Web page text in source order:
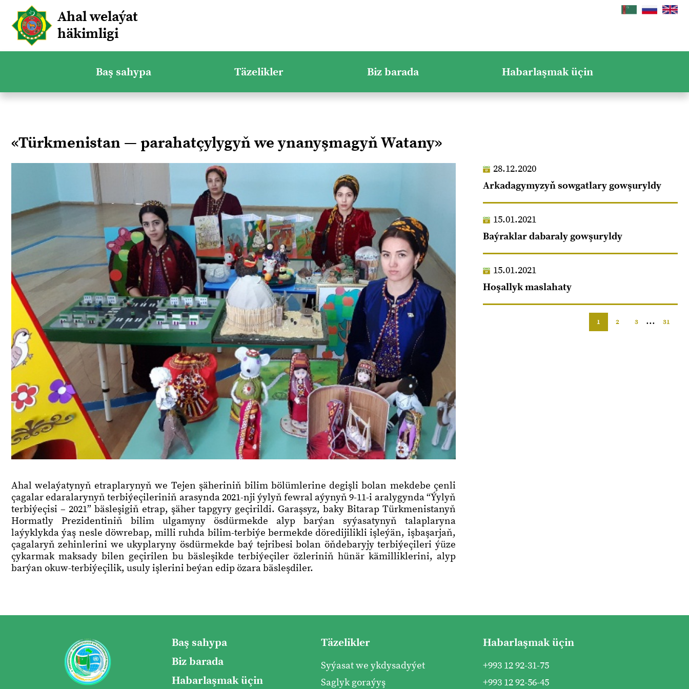
Ahal welaýat
häkimligi
Baş sahypa Täzelikler Biz barada Habarlaşmak üçin
«Türkmenistan — parahatçylygyň we ynanyşmagyň Watany»
Ahal welaýatynyň etraplarynyň we Tejen şäheriniň bilim bölümlerine degişli bolan mekdebe çenli
çagalar edaralarynyň terbiýeçileriniň arasynda 2021-nji ýylyň fewral aýynyň 9-11-i aralygynda “Ýylyň
terbiýeçisi – 2021” bäsleşigiň etrap, şäher tapgyry geçirildi. Garaşsyz, baky Bitarap Türkmenistanyň
Hormatly Prezidentiniň bilim ulgamyny ösdürmekde alyp barýan syýasatynyň talaplaryna
laýyklykda ýaş nesle döwrebap, milli ruhda bilim-terbiýe bermekde döredijilikli işleýän, işbaşarjaň,
çagalaryň zehinlerini we ukyplaryny ösdürmekde baý tejribesi bolan öňdebaryjy terbiýeçileri ýüze
çykarmak maksady bilen geçirilen bu bäsleşikde terbiýeçiler özleriniň hünär kämilliklerini, alyp
barýan okuw-terbiýeçilik, usuly işlerini beýan edip özara bäsleşdiler.
28.12.2020
Arkadagymyzyň sowgatlary gowşuryldy
15.01.2021
Baýraklar dabaraly gowşuryldy
15.01.2021
Hoşallyk maslahaty
1 2 3 ... 31
Baş sahypa
Biz barada
Habarlaşmak üçin
Täzelikler
Syýasat we ykdysadyýet
Saglyk goraýyş
Habarlaşmak üçin
+993 12 92-31-75
+993 12 92-56-45